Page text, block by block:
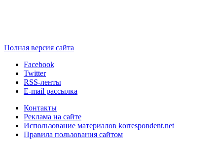
Полная версия сайта
Facebook
Twitter
RSS-ленты
E-mail рассылка
Контакты
Реклама на сайте
Использование материалов korrespondent.net
Правила пользования сайтом